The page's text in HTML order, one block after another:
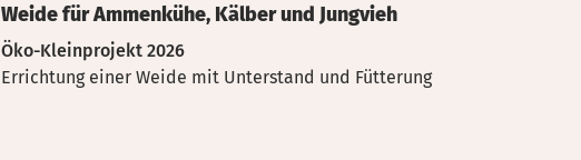
Weide für Ammenkühe, Kälber und Jungvieh
Öko-Kleinprojekt 2026
Errichtung einer Weide mit Unterstand und Fütterung